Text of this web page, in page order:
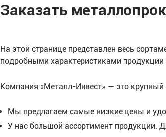
Заказать
На этой странице представлен весь
подробными характеристиками
Компания «Металл-Инвест» — это крупный
Мы предлагаем самые низкие цены и
У нас большой ассортимент продукции.